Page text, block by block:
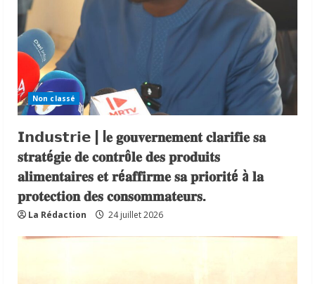
Non classé
𝗜𝗻𝗱𝘂𝘀𝘁𝗿𝗶𝗲 | l𝐞 𝐠𝐨𝐮𝐯𝐞𝐫𝐧𝐞𝐦𝐞𝐧𝐭 𝐜𝐥𝐚𝐫𝐢𝐟𝐢𝐞 𝐬𝐚
𝐬𝐭𝐫𝐚𝐭é𝐠𝐢𝐞 𝐝𝐞 𝐜𝐨𝐧𝐭𝐫ô𝐥𝐞 𝐝𝐞𝐬 𝐩𝐫𝐨𝐝𝐮𝐢𝐭𝐬
𝐚𝐥𝐢𝐦𝐞𝐧𝐭𝐚𝐢𝐫𝐞𝐬 𝐞𝐭 𝐫é𝐚𝐟𝐟𝐢𝐫𝐦𝐞 𝐬𝐚 𝐩𝐫𝐢𝐨𝐫𝐢𝐭é à 𝐥𝐚
𝐩𝐫𝐨𝐭𝐞𝐜𝐭𝐢𝐨𝐧 𝐝𝐞𝐬 𝐜𝐨𝐧𝐬𝐨𝐦𝐦𝐚𝐭𝐞𝐮𝐫𝐬.
La Rédaction 24 juillet 2026